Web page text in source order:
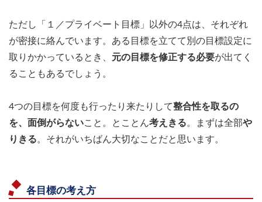
ただし「１／プライベート目標」以外の4点は、それぞれ
が密接に絡んでいます。ある目標を立てて別の目標設定に
取りかかっているとき、 元の目標を修正する必要が出てく
ることもあるでしょう。
4つの目標を何度も行ったり来たりして整合性を取るの
を、面倒がらないこと。とことん考えきる。まずは全部や
りきる。それがいちばん大切なことだと思います。
各目標の考え方